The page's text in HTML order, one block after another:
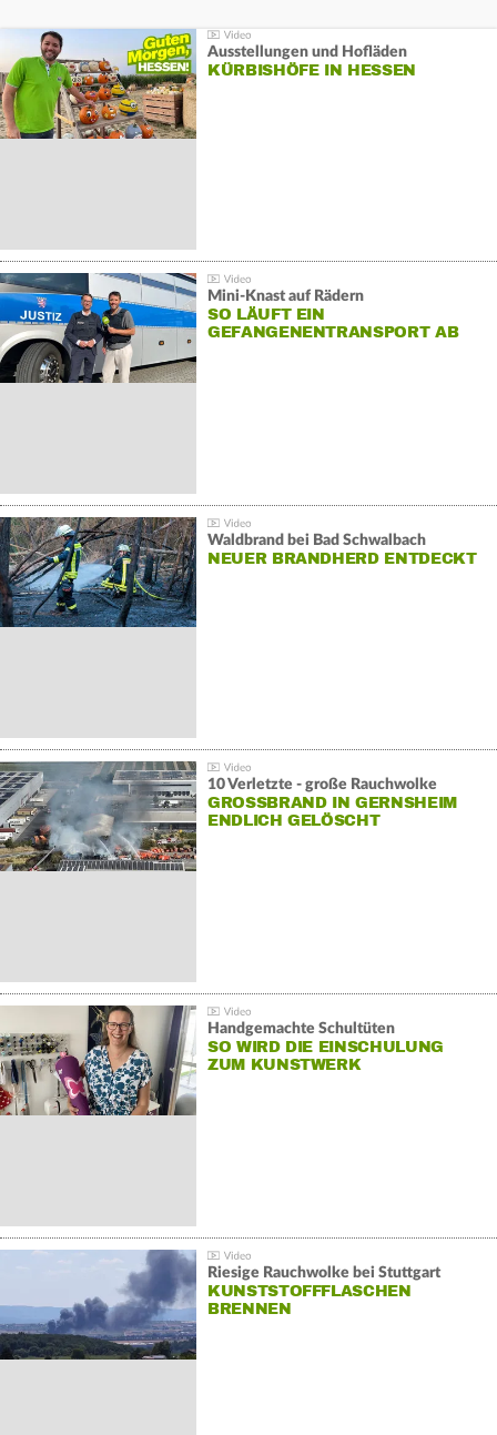
Ausstellungen und Hofläden
KÜRBISHÖFE IN HESSEN
Mini-Knast auf Rädern
SO LÄUFT EIN
GEFANGENENTRANSPORT AB
Waldbrand bei Bad Schwalbach
NEUER BRANDHERD ENTDECKT
10 Verletzte - große Rauchwolke
GROSSBRAND IN GERNSHEIM E
NDLICH GELÖSCHT
Handgemachte Schultüten
SO WIRD DIE EINSCHULUNG
ZUM KUNSTWERK
Riesige Rauchwolke bei Stuttgart
KUNSTSTOFFFLASCHEN
BRENNEN